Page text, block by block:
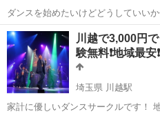
ダンスを始めたいけどどうしていいか分か
でしっかりと練習して本格的なダンススタジオへ
たダンス未経験の子どもたちのためのダン
ったの3,...
大阪 大阪市 岸里玉出駅
川越で3,000円
験無料❗️地域最安❗️
埼玉県 川越駅
家計に優しいダンスサークルです！ 地域最安でありながらプロダンサ